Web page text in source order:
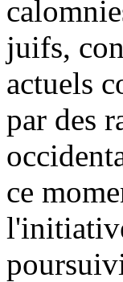
juifs,
actuels
par des
ce